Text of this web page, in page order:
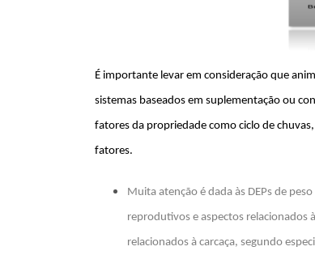
É importante levar em consideração que
sistemas baseados em suplementação ou
fatores da propriedade como ciclo de
fatores.
Muita atenção é dada às DEPs de
reprodutivos e aspectos relacionados
relacionados à carcaça, segundo